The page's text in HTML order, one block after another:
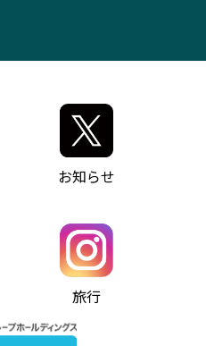
バス（鈴鹿管内）
重交通バスセット
ポリシー
あたって
お知らせ
旅行